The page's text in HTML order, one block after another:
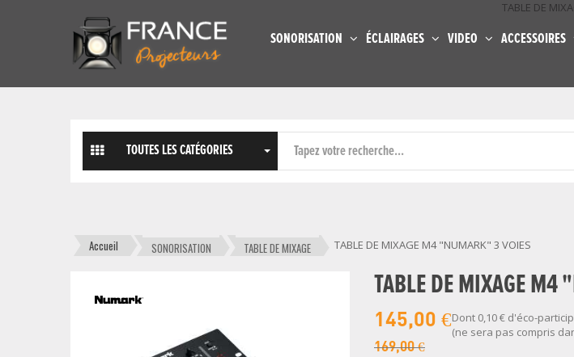
SONORISATION ÉCLAIRAGES VIDEO ACCESSOIRES
TABLE DE
TOUTES LES CATÉGORIES
Accueil SONORISATION TABLE DE MIXAGE TABLE DE MIXAGE M4 "NUMARK" 3 VOIES
TABLE DE MIXAGE M4
145,00 €
169,00 €
Dont 0,10 € d'éco-
(ne sera pas compris